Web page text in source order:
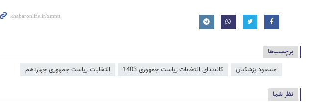
برچسب‌ها
مسعود پزشکیان کاندیدای انتخابات ریاست جمهوری 1403 انتخابات ریاست جمهوری چهاردهم
نظر شما